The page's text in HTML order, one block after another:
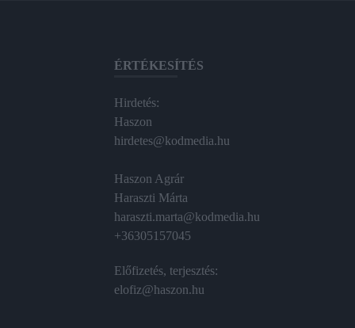
ÉRTÉKESÍTÉS
Hirdetés:
Haszon
hirdetes@kodmedia.hu
Haszon Agrár
Haraszti Márta
haraszti.marta@kodmedia.hu
+36305157045
Előfizetés, terjesztés:
elofiz@haszon.hu